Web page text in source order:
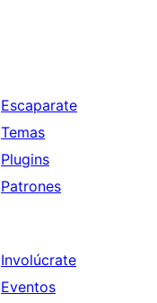
Escaparate
Temas
Plugins
Patrones
Involúcrate
Eventos